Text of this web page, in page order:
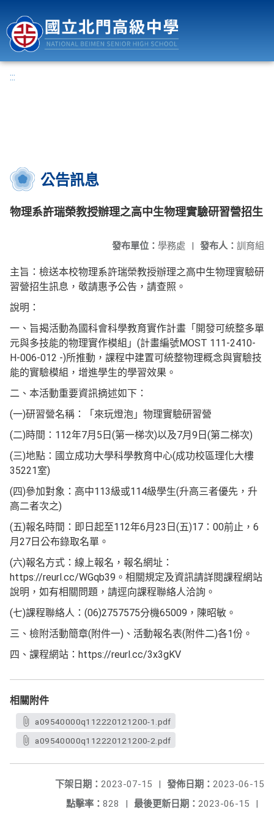
:::
公告訊息
物理系許瑞榮教授辦理之高中生物理實驗研習營招生
發布人： 訓育組
發布單位： 學務處 |
主旨：檢送本校物理系許瑞榮教授辦理之高中生物理實驗研
習營招生訊息，敬請惠予公告，請查照。
說明：
一、旨揭活動為國科會科學教育實作計畫「開發可統整多單
元與多技能的物理實作模組」(計畫編號MOST 111-2410-
H-006-012 -)所推動，課程中建置可統整物理概念與實驗技
能的實驗模組，增進學生的學習效果。
二、本活動重要資訊摘述如下：
(一)研習營名稱：「來玩燈泡」物理實驗研習營
(二)時間：112年7月5日(第一梯次)以及7月9日(第二梯次)
(三)地點：國立成功大學科學教育中心(成功校區理化大樓
35221室)
(四)參加對象：高中113級或114級學生(升高三者優先，升
高二者次之)
(五)報名時間：即日起至112年6月23日(五)17：00前止，6
月27日公布錄取名單。
(六)報名方式：線上報名，報名網址：
https://reurl.cc/WGqb39。相關規定及資訊請詳閱課程網站
說明，如有相關問題，請逕向課程聯絡人洽詢。
(七)課程聯絡人：(06)2757575分機65009，陳昭敏。
三、檢附活動簡章(附件一)、活動報名表(附件二)各1份。
四、課程網站：https://reurl.cc/3x3gKV
相關附件
a09540000q112220121200-1.pdf
a09540000q112220121200-2.pdf
發佈日期： 2023-06-15
下架日期： 2023-07-15
|
最後更新日期： 2023-06-15 |
點擊率： 828 |